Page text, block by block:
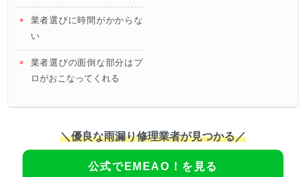
業者選びに時間がかからな
い
業者選びの面倒な部分はプ
ロがおこなってくれる
＼優良な雨漏り修理業者が見つかる／
公式でEMEAO！を見る